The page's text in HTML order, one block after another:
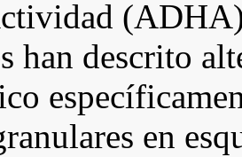
han descrito
en